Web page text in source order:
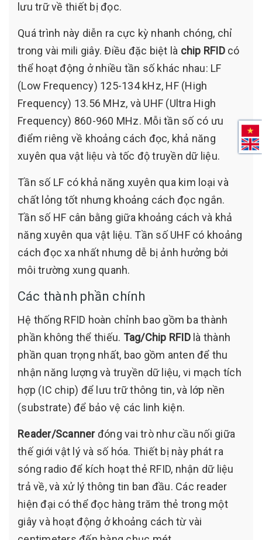
lưu trữ về thiết bị đọc.
Quá trình này diễn ra cực kỳ nhanh chóng, chỉ
trong vài mili giây. Điều đặc biệt là chip RFIDcó
thể hoạt động ở nhiều tần số khác nhau: LF
(Low Frequency) 125-134 kHz, HF (High
Frequency) 13.56 MHz, và UHF (Ultra High
Frequency) 860-960 MHz. Mỗi tần số có ưu
điểm riêng về khoảng cách đọc, khả năng
xuyên qua vật liệu và tốc độ truyền dữ liệu.
Tần số LF có khả năng xuyên qua kim loại và
chất lỏng tốt nhưng khoảng cách đọc ngắn.
Tần số HF cân bằng giữa khoảng cách và khả
năng xuyên qua vật liệu. Tần số UHF có khoảng
cách đọc xa nhất nhưng dễ bị ảnh hưởng bởi
môi trường xung quanh.
Các thành phần chính
Hệ thống RFID hoàn chỉnh bao gồm ba thành
phần không thể thiếu. Tag/Chip RFIDlà thành
phần quan trọng nhất, bao gồm anten để thu
nhận năng lượng và truyền dữ liệu, vi mạch tích
hợp (IC chip) để lưu trữ thông tin, và lớp nền
(substrate) để bảo vệ các linh kiện.
Reader/Scannerđóng vai trò như cầu nối giữa
thế giới vật lý và số hóa. Thiết bị này phát ra
sóng radio để kích hoạt thẻ RFID, nhận dữ liệu
trả về, và xử lý thông tin ban đầu. Các reader
hiện đại có thể đọc hàng trăm thẻ trong một
giây và hoạt động ở khoảng cách từ vài